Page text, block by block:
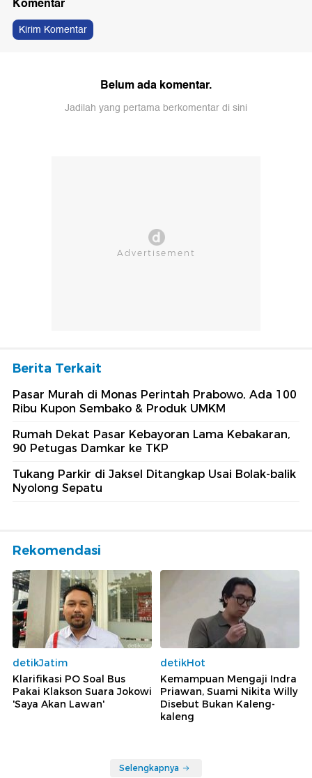
Kirim Komentar
Belum ada komentar.
Jadilah yang pertama berkomentar di sini
Berita Terkait
Pasar Murah di Monas Perintah Prabowo, Ada 100
Ribu Kupon Sembako & Produk UMKM
Rumah Dekat Pasar Kebayoran Lama Kebakaran,
90 Petugas Damkar ke TKP
Tukang Parkir di Jaksel Ditangkap Usai Bolak-balik
Nyolong Sepatu
Rekomendasi
detikJatim
Klarifikasi PO Soal Bus
Pakai Klakson Suara Jokowi
'Saya Akan Lawan'
detikHot
Kemampuan Mengaji Indra
Priawan, Suami Nikita Willy
Disebut Bukan Kaleng-
kaleng
Selengkapnya